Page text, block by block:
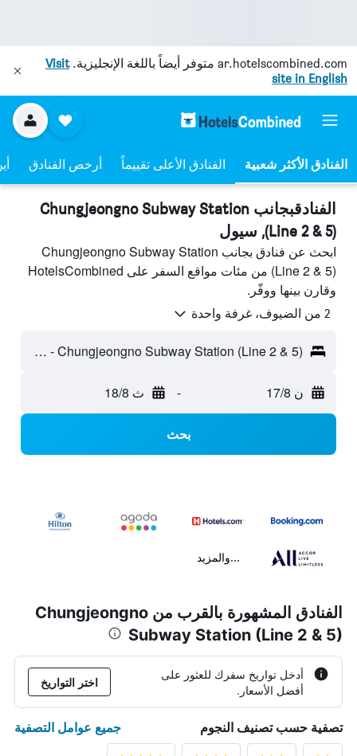
ar.hotelscombined.com متوفر أيضاً باللغة الإنجليزية.Visit
site in English
الفنادق الأعلى تقييماً أرخص الفنادق
الفنادقبجانب Chungjeongno Subway Station
(Line 2 & 5), سيول
ابحث عن فنادق بجانب Chungjeongno Subway Station
(Line 2 & 5) من مئات مواقع السفر على HotelsCombined
وقارن بينها ووفّر.
2 من الضيوف، غرفة واحدة
Chungjeongno Subway Station (Line 2 & 5) - سيول، كوريا الجنوبية
ن 17/8 - ث 18/8
بحث
...والمزيد
الفنادق المشهورة بالقرب من Chungjeongno
Subway Station (Line 2 & 5)
أدخل تواريخ سفرك للعثور على
أفضل الأسعار.
اختر التواريخ
تصفية حسب تصنيف النجوم جميع عوامل التصفية